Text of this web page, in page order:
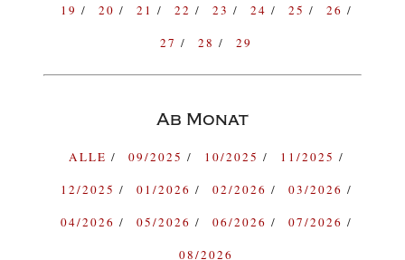
19
20 21 22 23 24 25
26
27
28 29
Ab Monat
ALLE 09/2025 10/2025
11/2025
12/2025
01/2026 02/2026
03/2026
04/2026
05/2026 06/2026
07/2026
08/2026